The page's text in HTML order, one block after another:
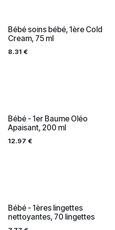
Bébé soins bébé, 1ère Cold
Cream, 75 ml
8.31 €
Bébé - 1er Baume Oléo
Apaisant, 200 ml
12.97 €
Bébé - 1ères lingettes
nettoyantes, 70 lingettes